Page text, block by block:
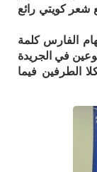
شعر كويتي رائع
الفارس كلمة
في الجريدة
الطرفين فيما